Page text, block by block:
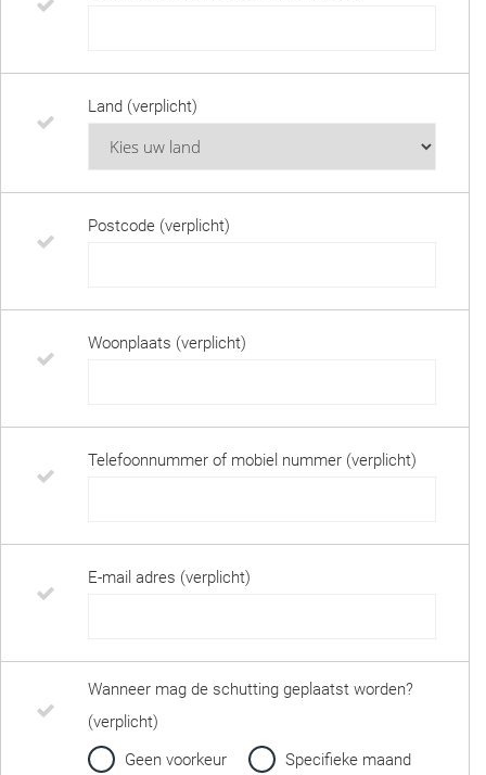
Land (verplicht)
Postcode (verplicht)
Woonplaats (verplicht)
Telefoonnummer of mobiel nummer (verplicht)
E-mail adres (verplicht)
Wanneer mag de schutting geplaatst worden?
(verplicht)
Geen voorkeur
Specifieke maand